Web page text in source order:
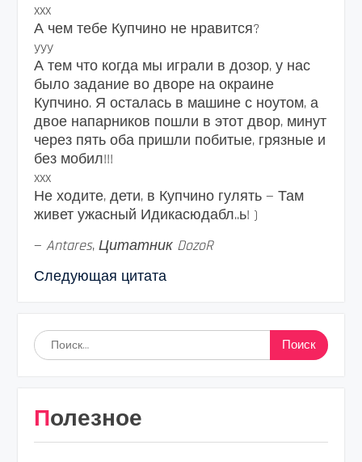
xxx
А чем тебе Купчино не нравится?
yyy
А тем что когда мы играли в дозор, у нас
было задание во дворе на окраине
Купчино. Я осталась в машине с ноутом, а
двое напарников пошли в этот двор, минут
через пять оба пришли побитые, грязные и
без мобил!!!
xxx
Не ходите, дети, в Купчино гулять — Там
живет ужасный Идикасюдабл..ь! )
— Antares, Цитатник DozoR
Следующая цитата
Найти:
Полезное